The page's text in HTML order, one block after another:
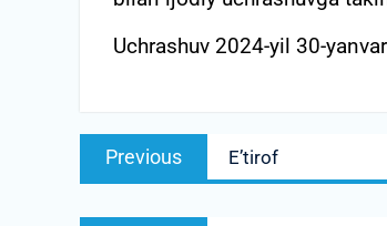
Uchrashuv 2024-yil 30-
Post
menyusi
Previous
Previous
post:
E’tirof